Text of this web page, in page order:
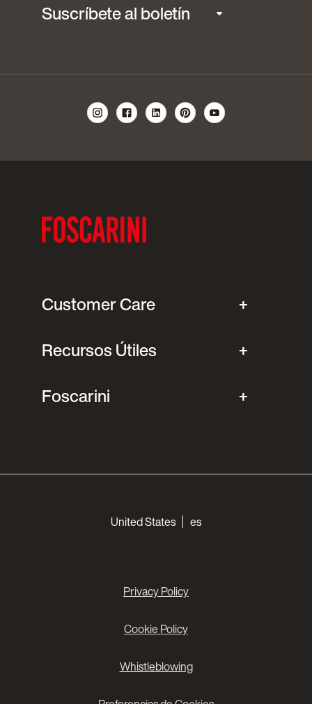
Suscríbete al boletín
Customer Care
Recursos Útiles
Foscarini
United States es
Privacy Policy
Cookie Policy
Whistleblowing